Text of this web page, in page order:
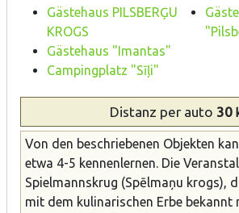
Gästehaus PILSBERĢU
KROGS
Gästehaus "Imantas"
Campingplatz "Sīļi"
Distanz per auto 30
Von den beschriebenen Objekten
etwa 4-5 kennenlernen. Die
Spielmannskrug (Spēlmaņu krogs),
mit dem kulinarischen Erbe bekannt